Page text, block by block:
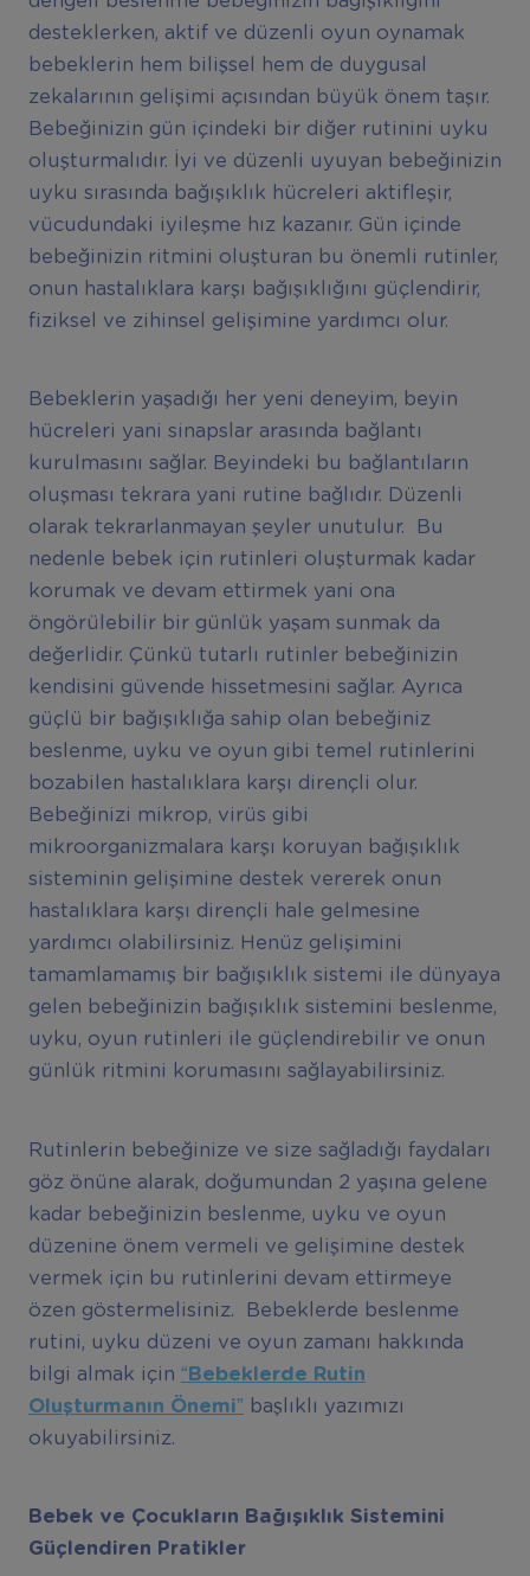
desteklerken, aktif ve düzenli oyun oynamak
bebeklerin hem bilişsel hem de duygusal
zekalarının gelişimi açısından büyük önem taşır.
Bebeğinizin gün içindeki bir diğer rutinini uyku
oluşturmalıdır. İyi ve düzenli uyuyan bebeğinizin
uyku sırasında bağışıklık hücreleri aktifleşir,
vücudundaki iyileşme hız kazanır. Gün içinde
bebeğinizin ritmini oluşturan bu önemli rutinler,
onun hastalıklara karşı bağışıklığını güçlendirir,
fiziksel ve zihinsel gelişimine yardımcı olur.
Bebeklerin yaşadığı her yeni deneyim, beyin
hücreleri yani sinapslar arasında bağlantı
kurulmasını sağlar. Beyindeki bu bağlantıların
oluşması tekrara yani rutine bağlıdır. Düzenli
olarak tekrarlanmayan şeyler unutulur. Bu
nedenle bebek için rutinleri oluşturmak kadar
korumak ve devam ettirmek yani ona
öngörülebilir bir günlük yaşam sunmak da
değerlidir. Çünkü tutarlı rutinler bebeğinizin
kendisini güvende hissetmesini sağlar. Ayrıca
güçlü bir bağışıklığa sahip olan bebeğiniz
beslenme, uyku ve oyun gibi temel rutinlerini
bozabilen hastalıklara karşı dirençli olur.
Bebeğinizi mikrop, virüs gibi
mikroorganizmalara karşı koruyan bağışıklık
sisteminin gelişimine destek vererek onun
hastalıklara karşı dirençli hale gelmesine
yardımcı olabilirsiniz. Henüz gelişimini
tamamlamamış bir bağışıklık sistemi ile dünyaya
gelen bebeğinizin bağışıklık sistemini beslenme,
uyku, oyun rutinleri ile güçlendirebilir ve onun
günlük ritmini korumasını sağlayabilirsiniz.
Rutinlerin bebeğinize ve size sağladığı faydaları
göz önüne alarak, doğumundan 2 yaşına gelene
kadar bebeğinizin beslenme, uyku ve oyun
düzenine önem vermeli ve gelişimine destek
vermek için bu rutinlerini devam ettirmeye
özen göstermelisiniz. Bebeklerde beslenme
rutini, uyku düzeni ve oyun zamanı hakkında
bilgi almak için “Bebeklerde Rutin
Oluşturmanın Önemi” başlıklı yazımızı
okuyabilirsiniz.
Bebek ve Çocukların Bağışıklık Sistemini
Güçlendiren Pratikler